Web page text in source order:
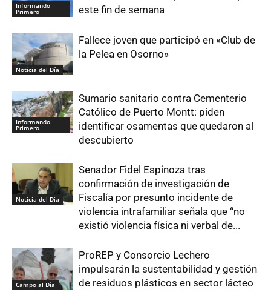
Informando
Primero
este fin de semana
Noticia del Día
Fallece joven que participó en «Club de
la Pelea en Osorno»
Informando
Primero
Sumario sanitario contra Cementerio
Católico de Puerto Montt: piden
identificar osamentas que quedaron al
descubierto
Noticia del Día
Senador Fidel Espinoza tras
confirmación de investigación de
Fiscalía por presunto incidente de
violencia intrafamiliar señala que “no
existió violencia física ni verbal de...
Campo al Día
ProREP y Consorcio Lechero
impulsarán la sustentabilidad y gestión
de residuos plásticos en sector lácteo